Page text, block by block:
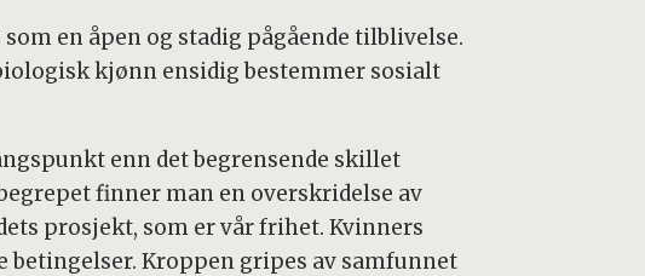
en åpen og stadig pågående tilblivelse.
kjønn ensidig bestemmer sosialt
enn det begrensende skillet
finner man en overskridelse av
prosjekt, som er vår frihet. Kvinners
Kroppen gripes av samfunnet